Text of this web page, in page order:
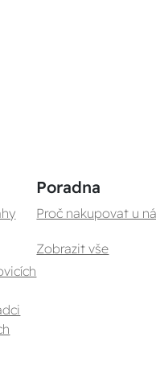
Poradna
Proč nakupovat u
Zobrazit vše